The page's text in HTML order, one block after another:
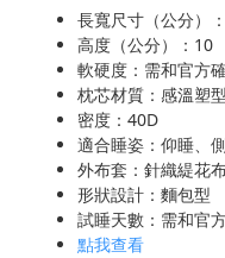
長寬尺寸（公分）
高度（公分）：10
軟硬度：需和官方
枕芯材質：感溫塑
密度：40D
適合睡姿：仰睡、
外布套：針織緹花
形狀設計：麵包型
試睡天數：需和官
點我查看